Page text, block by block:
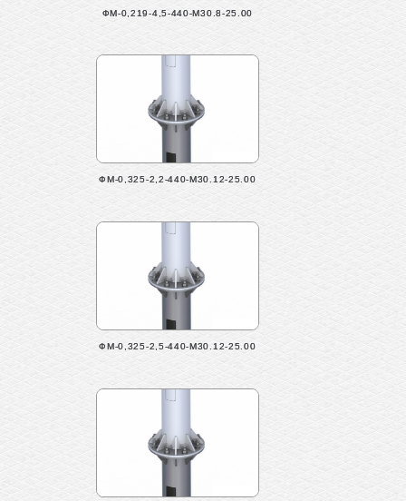
ФМ-0,219-4,5-440-М30.8-25.00
ФМ-0,325-2,2-440-М30.12-25.00
ФМ-0,325-2,5-440-М30.12-25.00